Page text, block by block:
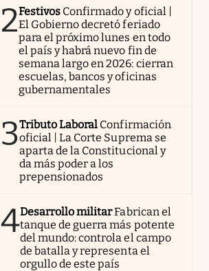
2Festivos Confirmado y oficial |
El Gobierno decretó feriado
para el próximo lunes en todo
el país y habrá nuevo fin de
semana largo en 2026: cierran
escuelas, bancos y oficinas
gubernamentales
3Tributo Laboral Confirmación
oficial | La Corte Suprema se
aparta de la Constitucional y
da más poder a los
prepensionados
4Desarrollo militarFabrican el
tanque de guerra más potente
del mundo: controla el campo
de batalla y representa el
orgullo de este país